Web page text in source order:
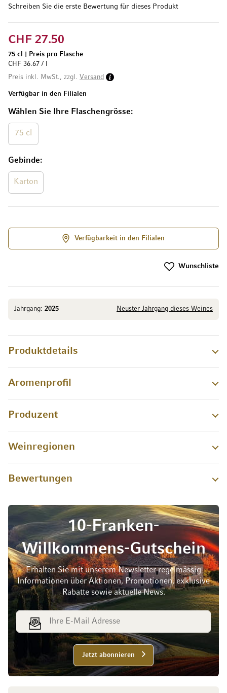
Schreiben Sie die erste Bewertung für dieses Produkt
Jahrgang: 2025 Neuster Jahrgang dieses Weines
Wählen Sie Ihre Flaschengrösse
75 cl
Gebinde
Karton
CHF 27.50
75 cl
Preis pro Flasche
CHF 36.67 / l
Preis inkl. MwSt., zzgl. Versand
Verfügbar in den Filialen
Verfügbarkeit in den Filialen
Wunschliste
Produktdetails
Aromenprofil
Produzent
Weinregionen
Bewertungen
10-Franken-
Willkommens-Gutschein
Erhalten Sie mit unserem Newsletter regelmässig
Informationen über Aktionen, Promotionen, exklusive
Rabatte sowie aktuelle News.
E-Mail Adresse
Jetzt abonnieren